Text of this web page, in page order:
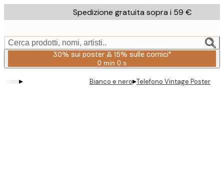
to
content.
Spedizione gratuita sopra i 59 €
Cerca prodotti, nomi, artisti..
30% sui poster & 15% sulle cornici*
0 min 0 s
Valido
a:
▸ Bianco e nero▸Telefono Vintage Poster